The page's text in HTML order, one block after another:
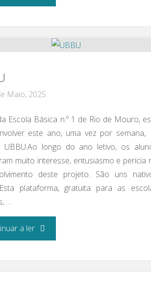
Maio, 2025
Escola Básica n.º 1 de Rio de Mouro,
este ano, uma vez por
UBBU.Ao longo do ano letivo, os
muito interesse, entusiasmo e perícia
deste projeto. São uns
plataforma, gratuita para as
…
a ler"UBBU"